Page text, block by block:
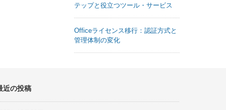
テップと役立つツール・サービス
Officeライセンス移行：認証方式と
管理体制の変化
近の投稿